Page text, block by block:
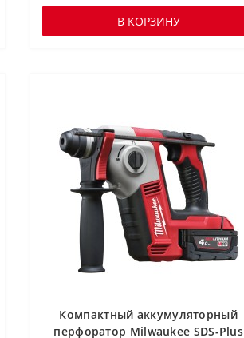
В КОРЗИНУ
Компактный аккумуляторный
перфоратор Milwaukee SDS-Plus